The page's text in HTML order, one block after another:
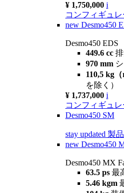
¥ 1,750,000 i
コンフィギュ
new Desmo450
Desmo450 EDS
449.6 cc
970 mm
110,5 kg
を除く）
¥ 1,737,000 i
コンフィギュ
Desmo450 SM
stay updated 製
new Desmo450
Desmo450 MX
63.5 ps 最
5.46 kgm